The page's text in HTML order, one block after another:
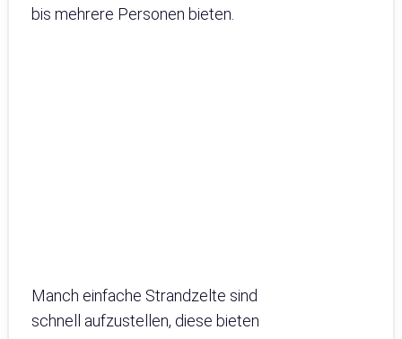
bis mehrere Personen bieten.
Manch einfache Strandzelte sind
schnell aufzustellen, diese bieten